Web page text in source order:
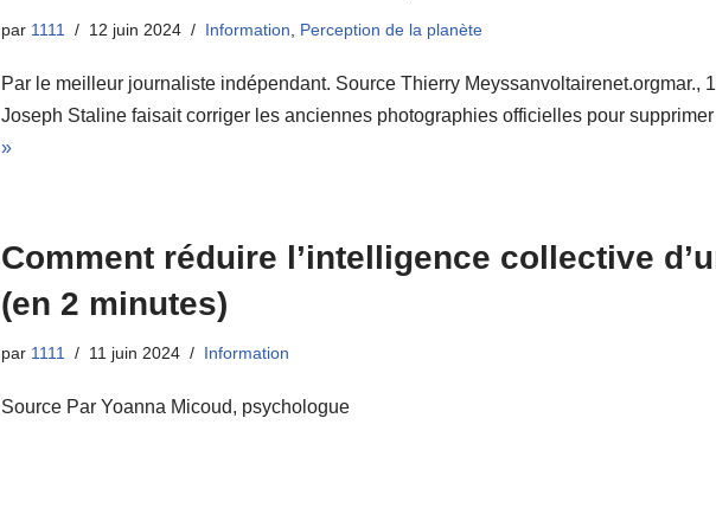
par 1111 12 juin 2024 Information Perception de la planète
Par le meilleur journaliste indépendant. Source Thierry Meyssanvoltairenet.orgmar.,
Joseph Staline faisait corriger les anciennes photographies officielles pour
»
Comment réduire l’intelligence collective
(en 2 minutes)
par 1111 11 juin 2024 Information
Source Par Yoanna Micoud, psychologue